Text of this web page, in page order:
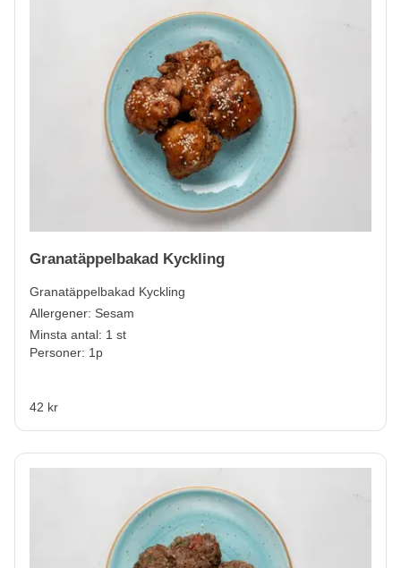
Granatäppelbakad Kyckling
Granatäppelbakad Kyckling
Allergener: Sesam
Minsta antal: 1 st
Personer: 1p
42 kr